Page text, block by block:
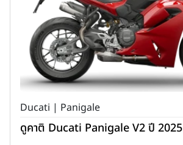
Ducati | Panigale
ดูคาติ Ducati Panigale V2 ปี 2025